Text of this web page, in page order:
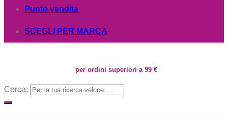
Punto vendita
SCEGLI PER MARCA
per ordini superiori a 99 €
Cerca: